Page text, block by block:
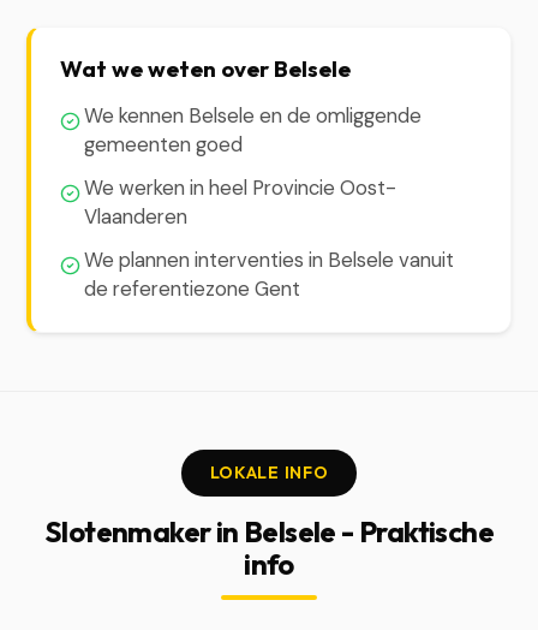
Wat we weten over Belsele
We kennen Belsele en de omliggende
gemeenten goed
We werken in heel Provincie Oost-
Vlaanderen
We plannen interventies in Belsele vanuit
de referentiezone Gent
LOKALE INFO
Slotenmaker in Belsele - Praktische
info